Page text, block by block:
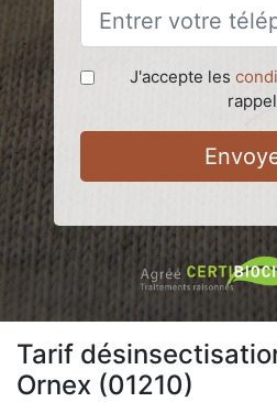
J'accepte les
Tarif
Ornex (01210)